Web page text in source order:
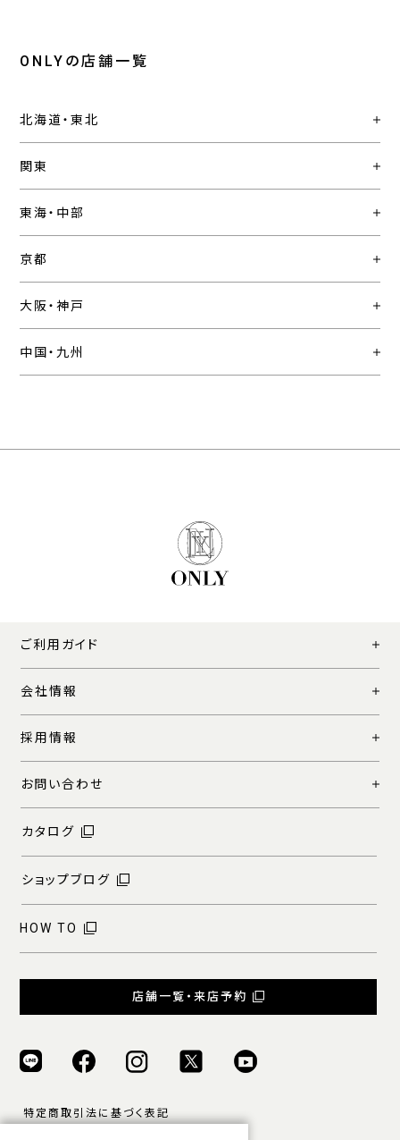
ONLYの店舗一覧
北海道・東北
関東
東海・中部
京都
大阪・神戸
中国・九州
ご利用ガイド
会社情報
採用情報
お問い合わせ
カタログ
ショップブログ
HOW TO
店舗一覧・来店予約
特定商取引法に基づく表記